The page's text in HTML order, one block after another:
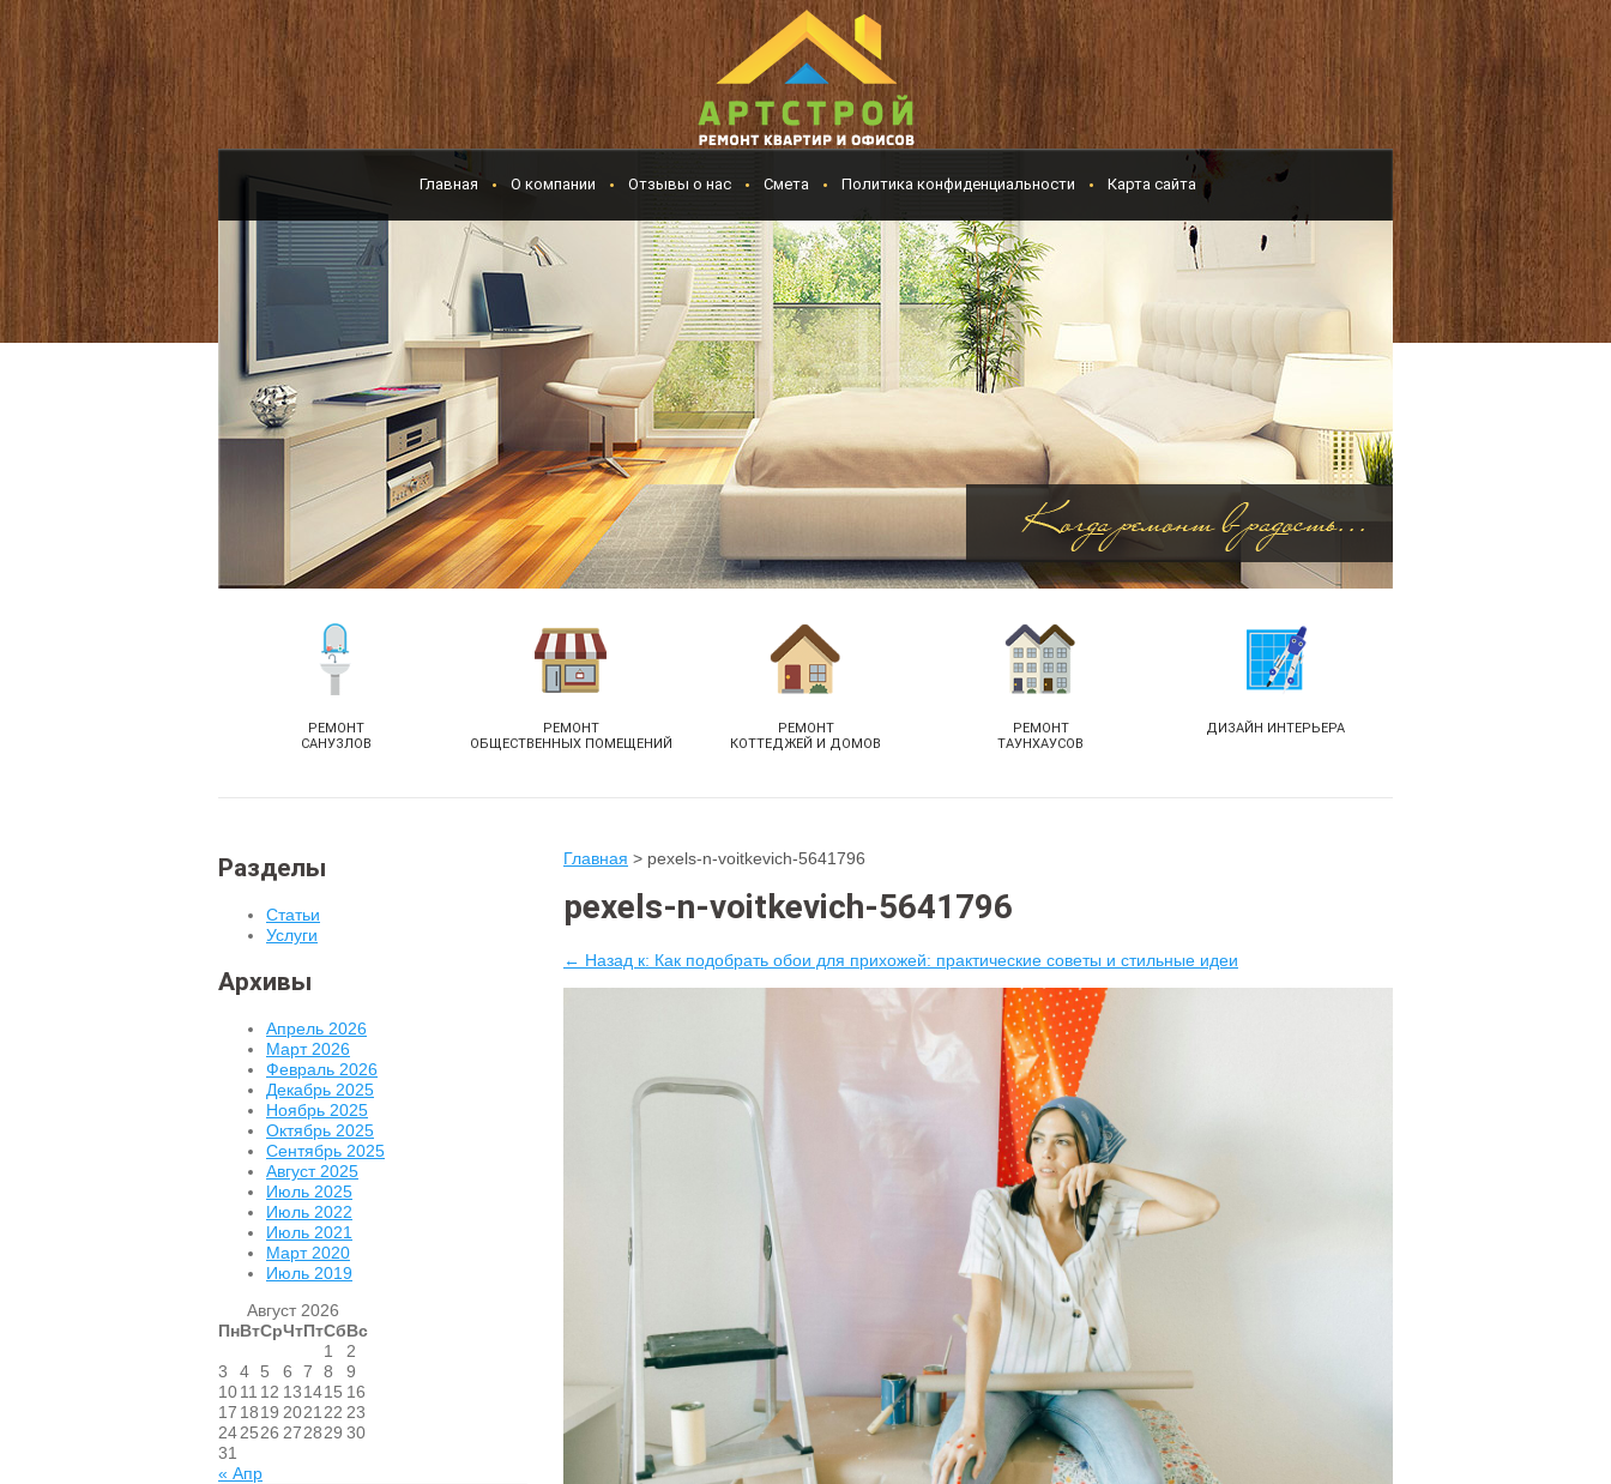
Главная О компании Отзывы о нас Смета Политика конфиденциальности Карта сайта
РЕМОНТ
САНУЗЛОВ
РЕМОНТ
ОБЩЕСТВЕННЫХ ПОМЕЩЕНИЙ
РЕМОНТ
КОТТЕДЖЕЙ И ДОМОВ
РЕМОНТ
ТАУНХАУСОВ
ДИЗАЙН ИНТЕРЬЕРА
Разделы
Статьи
Услуги
Архивы
Апрель 2026
Март 2026
Февраль 2026
Декабрь 2025
Ноябрь 2025
Октябрь 2025
Сентябрь 2025
Август 2025
Июль 2025
Июль 2022
Июль 2021
Март 2020
Июль 2019
Август 2026
ПнВтСрЧтПтСбВс
1
2
3
4 5 6 7 8
9
1011 12 131415 16
17 1819 2021 22 23
242526 272829 30
31
« Апр
Главная > pexels-n-voitkevich-5641796
pexels-n-voitkevich-5641796
← Назад к: Как подобрать обои для прихожей: практические советы и стильные идеи